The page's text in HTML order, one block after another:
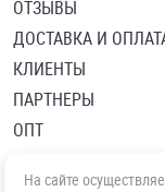
ОТЗЫВЫ
ДОСТАВКА И
КЛИЕНТЫ
ПАРТНЕРЫ
ОПТ
Политика в
На сайте